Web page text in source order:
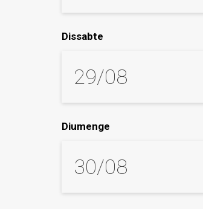
Dissabte
29/08
Diumenge
30/08